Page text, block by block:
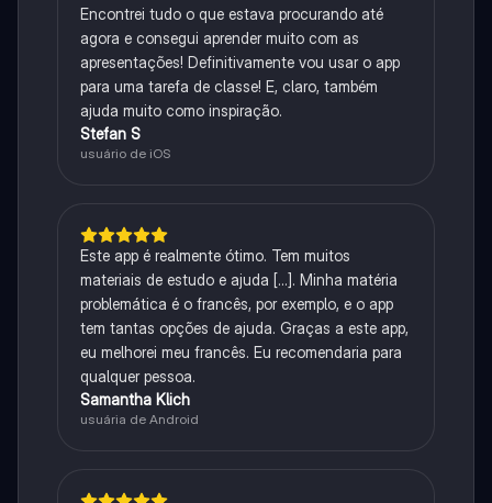
Encontrei tudo o que estava procurando até
agora e consegui aprender muito com as
apresentações! Definitivamente vou usar o app
para uma tarefa de classe! E, claro, também
ajuda muito como inspiração.
Stefan S
usuário de iOS
Este app é realmente ótimo. Tem muitos
materiais de estudo e ajuda [...]. Minha matéria
problemática é o francês, por exemplo, e o app
tem tantas opções de ajuda. Graças a este app,
eu melhorei meu francês. Eu recomendaria para
qualquer pessoa.
Samantha Klich
usuária de Android